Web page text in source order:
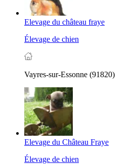
Elevage du château fraye
Élevage de chien
Vayres-sur-Essonne (91820)
Elevage du Château Fraye
Élevage de chien